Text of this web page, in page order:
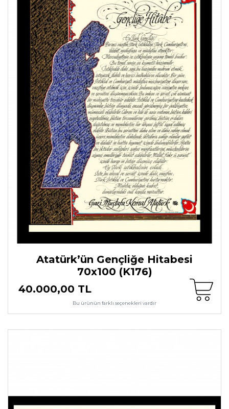
Atatürk’ün Gençliğe Hitabesi
70x100 (K176)
40.000,00 TL
Bu ürünün farklı seçenekleri vardır